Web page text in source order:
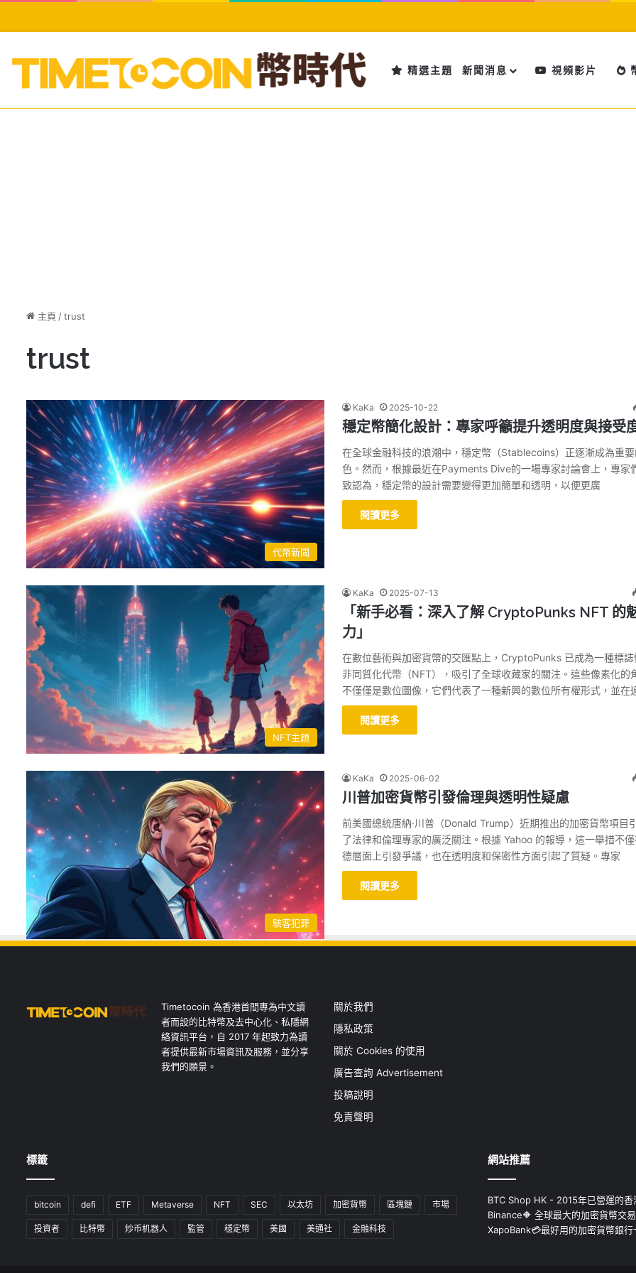
精選主題 新聞消息 視頻影片
主頁 /trust
trust
代幣新聞
KaKa 2025-10-22
穩定幣簡化設計：專家呼籲提升透明度與接受
在全球金融科技的浪潮中，穩定幣（Stablecoins）正逐漸成為重要
色。然而，根據最近在Payments Dive的一場專家討論會上，專家
致認為，穩定幣的設計需要變得更加簡單和透明，以便更廣
閱讀更多
NFT主題
KaKa 2025-07-13
「新手必看：深入了解 CryptoPunks NFT 的
力」
在數位藝術與加密貨幣的交匯點上，CryptoPunks 已成為一種標誌
非同質化代幣（NFT），吸引了全球收藏家的關注。這些像素化的
不僅僅是數位圖像，它們代表了一種新興的數位所有權形式，並在
閱讀更多
駭客犯罪
KaKa 2025-06-02
川普加密貨幣引發倫理與透明性疑慮
前美國總統唐納·川普（Donald Trump）近期推出的加密貨幣項目
了法律和倫理專家的廣泛關注。根據 Yahoo 的報導，這一舉措不
德層面上引發爭議，也在透明度和保密性方面引起了質疑。專家
閱讀更多
Timetocoin 為香港首間專為中文讀
者而設的比特幣及去中心化、私隱網
絡資訊平台，自 2017 年起致力為讀
者提供最新市場資訊及服務，並分享
我們的願景。
關於我們
隱私政策
關於 Cookies 的使用
廣告查詢 Advertisement
投稿說明
免責聲明
標籤
bitcoin defi ETF Metaverse NFT SEC 以太坊 加密貨幣 區塊鏈 市場
投資者 比特幣 炒币机器人 監管 穩定幣 美國 美通社 金融科技
網站推薦
BTC Shop HK - 2015年已營運的
Binance🔶 全球最大的加密貨幣交
XapoBank💳最好用的加密貨幣銀行